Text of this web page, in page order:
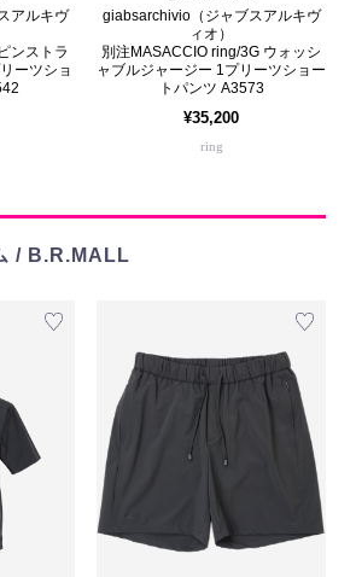
アルキヴ
ンストラ
ーツショ
giabsarchivio（ジャブスアルキヴ
ィオ）
別注MASACCIO ring/3G ウォッシ
ャブルジャージー 1プリーツショー
トパンツ A3573
¥35,200
ring
/ B.R.MALL